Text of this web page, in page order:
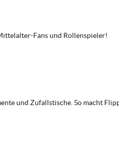
Fans und Rollenspieler!
und Zufallstische. So macht